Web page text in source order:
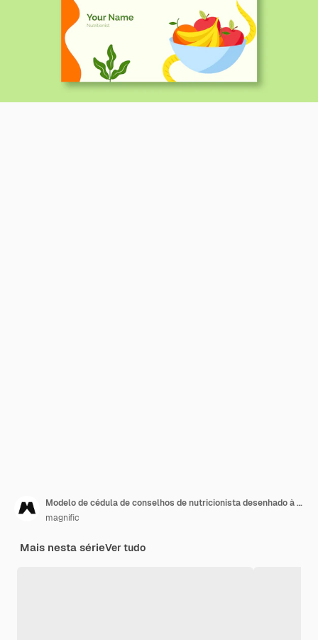
Modelo de cédula de conselhos de nutricionista desenhado à mão
magnific
Mais nesta sérieVer tudo